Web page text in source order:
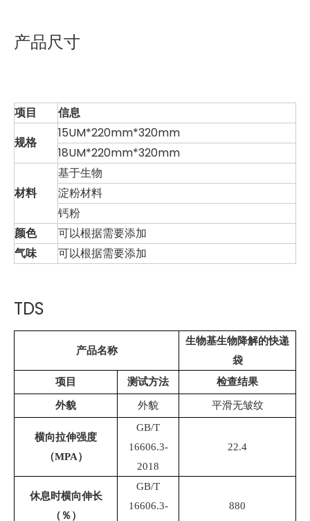
产品尺寸
项目
信息
规格
15UM*220mm*320mm
18UM*220mm*320mm
材料
基于生物
淀粉材料
钙粉
颜色
可以根据需要添加
气味
可以根据需要添加
TDS
产品名称
生物基生物降解的快递
袋
项目
测试方法 检查结果
外貌 外貌 平滑无皱纹
横向拉伸强度
（MPA）
GB/T
16606.3-
2018
22.4
休息时横向伸长
（％）
GB/T
16606.3-
880